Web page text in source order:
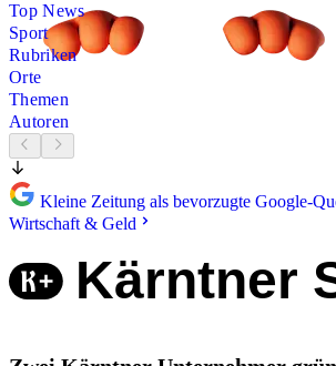
Top News
Sport
Rubriken
Orte
Themen
Autoren
Kleine Zeitung als bevorzugte Google-
Wirtschaft & Geld
Kärntner